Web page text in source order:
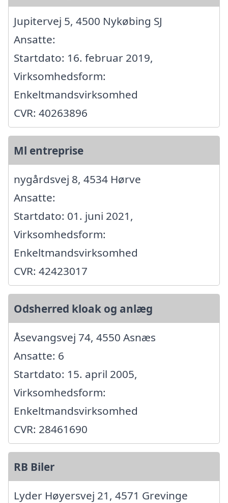
Jupitervej 5, 4500 Nykøbing SJ
Ansatte:
Startdato: 16. februar 2019,
Virksomhedsform:
Enkeltmandsvirksomhed
CVR: 40263896
Ml entreprise
nygårdsvej 8, 4534 Hørve
Ansatte:
Startdato: 01. juni 2021,
Virksomhedsform:
Enkeltmandsvirksomhed
CVR: 42423017
Odsherred kloak og anlæg
Åsevangsvej 74, 4550 Asnæs
Ansatte: 6
Startdato: 15. april 2005,
Virksomhedsform:
Enkeltmandsvirksomhed
CVR: 28461690
RB Biler
Lyder Høyersvej 21, 4571 Grevinge